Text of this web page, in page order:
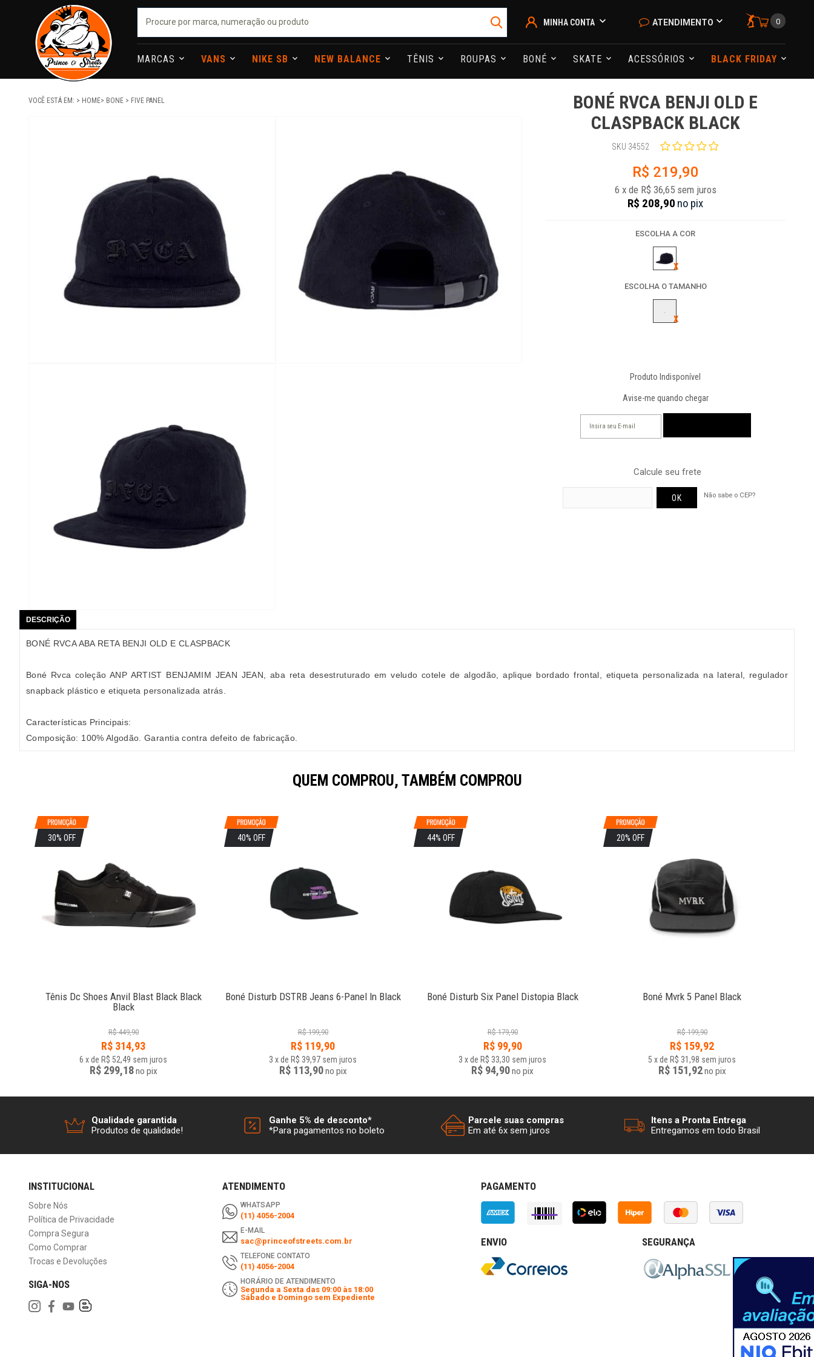
MINHA CONTA ATENDIMENTO 0
MARCAS VANS NIKE SB NEW BALANCE TÊNIS ROUPAS BONÉ SKATE ACESSÓRIOS BLACK FRIDAY
VOCÊ ESTÁ EM: HOME BONE FIVE PANEL
BONÉ RVCA BENJI OLD E
CLASPBACK BLACK
SKU 34552
R$ 219,90
6 x de R$ 36,65 sem juros
R$ 208,90 no pix
ESCOLHA A COR
ESCOLHA O TAMANHO
-
Produto Indisponível
Avise-me quando chegar
Calcule seu frete
Não sabe o CEP?
DESCRIÇÃO
BONÉ RVCA ABA RETA BENJI OLD E CLASPBACK
Boné Rvca coleção ANP ARTIST BENJAMIM JEAN JEAN, aba reta desestruturado em veludo cotele de algodão, aplique bordado frontal, etiqueta personalizada na lateral, regulador
snapback plástico e etiqueta personalizada atrás.
Características Principais:
Composição: 100% Algodão. Garantia contra defeito de fabricação.
QUEM COMPROU, TAMBÉM COMPROU
30% OFF
Tênis Dc Shoes Anvil Blast Black Black
Black
R$ 449,90
R$ 314,93
6 xde R$ 52,49 sem juros
R$ 299,18no pix
40% OFF
Boné Disturb DSTRB Jeans 6-Panel In Black
R$ 199,90
R$ 119,90
3 xde R$ 39,97 sem juros
R$ 113,90no pix
44% OFF
Boné Disturb Six Panel Distopia Black
R$ 179,90
R$ 99,90
3 xde R$ 33,30 sem juros
R$ 94,90no pix
20% OFF
Boné Mvrk 5 Panel Black
R$ 199,90
R$ 159,92
5 xde R$ 31,98 sem juros
R$ 151,92no pix
Qualidade garantida
Produtos de qualidade!
Ganhe 5% de desconto*
*Para pagamentos no boleto
Parcele suas compras
Em até 6x sem juros
Itens a Pronta Entrega
Entregamos em todo Brasil
INSTITUCIONAL
Sobre Nós
Política de Privacidade
Compra Segura
Como Comprar
Trocas e Devoluções
SIGA-NOS
ATENDIMENTO
WHATSAPP
(11) 4056-2004
E-MAIL
sac@princeofstreets.com.br
TELEFONE CONTATO
(11) 4056-2004
HORÁRIO DE ATENDIMENTO
Segunda a Sexta das 09:00 às 18:00
Sábado e Domingo sem Expediente
PAGAMENTO
ENVIO SEGURANÇA